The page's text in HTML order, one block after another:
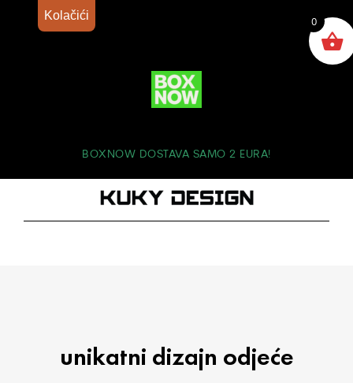
BOXNOW DOSTAVA SAMO 2 EURA!
unikatni dizajn odjeće
0
Kolačići